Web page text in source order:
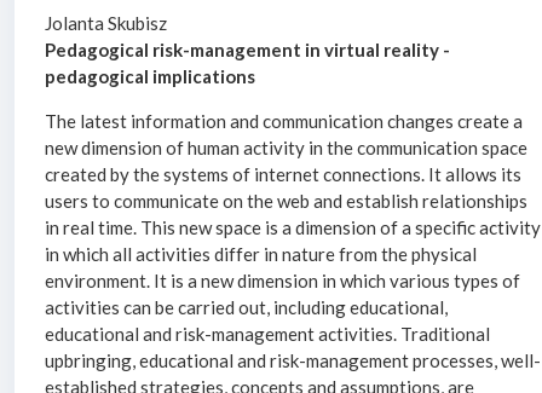
Jolanta Skubisz
Pedagogical risk-management in virtual reality -
pedagogical implications
The latest information and communication changes create a
new dimension of human activity in the communication space
created by the systems of internet connections. It allows its
users to communicate on the web and establish relationships
in real time. This new space is a dimension of a specific activity
in which all activities differ in nature from the physical
environment. It is a new dimension in which various types of
activities can be carried out, including educational,
educational and risk-management activities. Traditional
upbringing, educational and risk-management processes, well-
established strategies, concepts and assumptions, are